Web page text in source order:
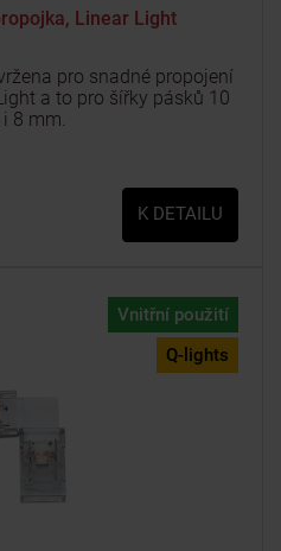
Linear Light
pro snadné propojení
a to pro šířky pásků 10
8 mm.
K DETAILU
Vnitřní použití
Q-lights